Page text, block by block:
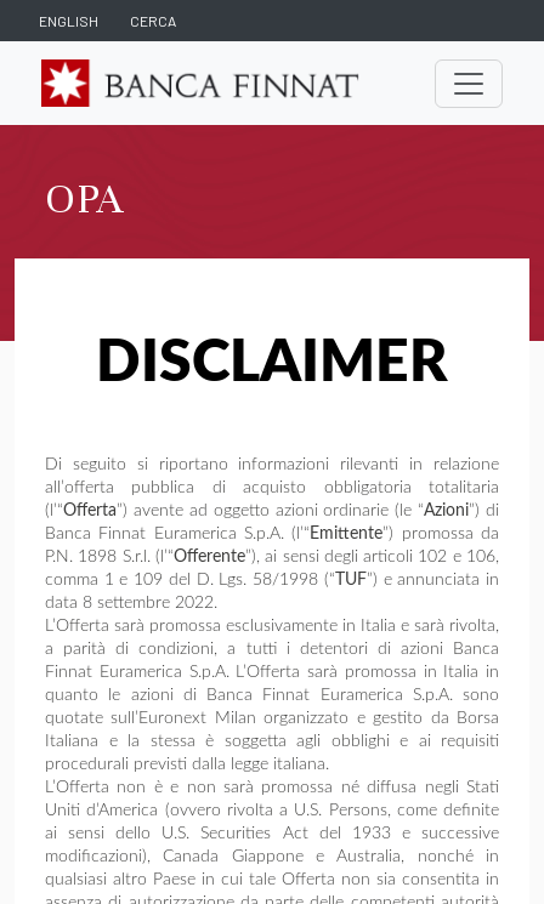
ENGLISH CERCA
OPA
DISCLAIMER
Di seguito si riportano informazioni rilevanti in relazione
all’offerta pubblica di acquisto obbligatoria totalitaria
(l’“Offerta”) avente ad oggetto azioni ordinarie (le “Azioni”) di
Banca Finnat Euramerica S.p.A. (l’“ Emittente”) promossa da
P.N. 1898 S.r.l. (l’“Offerente”), ai sensi degli articoli 102 e 106,
comma 1 e 109 del D. Lgs. 58/1998 (“ TUF”) e annunciata in
data 8 settembre 2022.
L’Offerta sarà promossa esclusivamente in Italia e sarà rivolta,
a parità di condizioni, a tutti i detentori di azioni Banca
Finnat Euramerica S.p.A. L’Offerta sarà promossa in Italia in
quanto le azioni di Banca Finnat Euramerica S.p.A. sono
quotate sull’Euronext Milan organizzato e gestito da Borsa
Italiana e la stessa è soggetta agli obblighi e ai requisiti
procedurali previsti dalla legge italiana.
L’Offerta non è e non sarà promossa né diffusa negli Stati
Uniti d’America (ovvero rivolta a U.S. Persons, come definite
ai sensi dello U.S. Securities Act del 1933 e successive
modificazioni), Canada Giappone e Australia, nonché in
qualsiasi altro Paese in cui tale Offerta non sia consentita in